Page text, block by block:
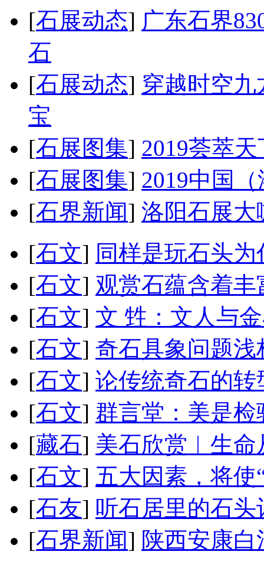
[石展动态] 广东石界
石
[石展动态] 穿越时空
宝
[石展图集] 2019荟萃
[石展图集] 2019中国
[石界新闻] 洛阳石展大
[石文] 同样是玩石头
[石文] 观赏石蕴含着
[石文] 文 甡：文人与
[石文] 奇石具象问题浅
[石文] 论传统奇石的转
[石文] 群言堂：美是
[藏石] 美石欣赏︱生
[石文] 五大因素，将使
[石友] 听石居里的石
[石界新闻] 陕西安康